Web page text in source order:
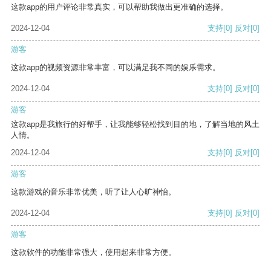
这款app的用户评论非常真实，可以帮助我做出更准确的选择。
2024-12-04 支持[0] 反对[0]
游客
这款app的视频资源非常丰富，可以满足我不同的娱乐需求。
2024-12-04 支持[0] 反对[0]
游客
这款app是我旅行的好帮手，让我能够轻松找到目的地，了解当地的风土
人情。
2024-12-04
支持[0] 反对[0]
游客
这款游戏的音乐非常优美，听了让人心旷神怡。
2024-12-04 支持[0] 反对[0]
游客
这款软件的功能非常强大，使用起来非常方便。